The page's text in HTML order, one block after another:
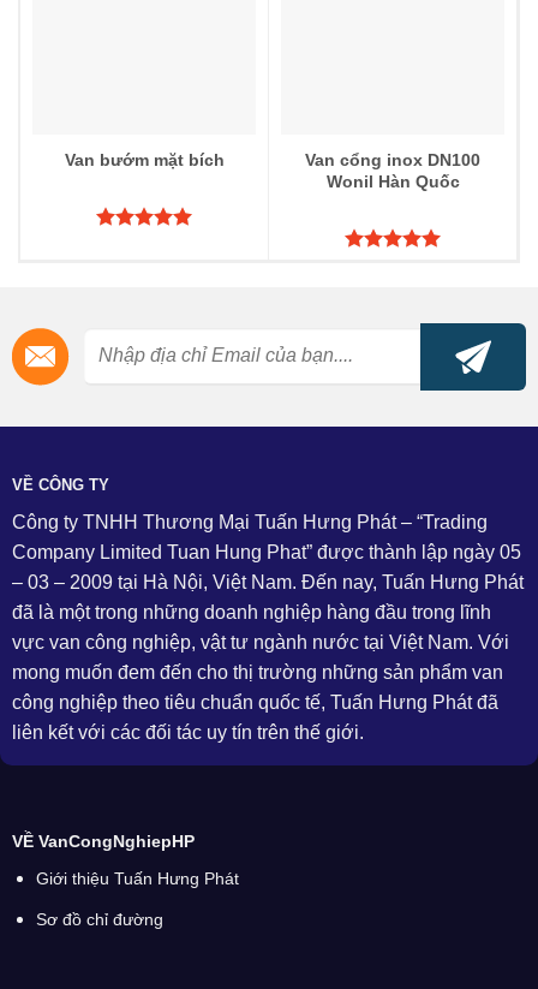
Van bướm mặt bích
Van cổng inox DN100
Wonil Hàn Quốc
VỀ CÔNG TY
Công ty TNHH Thương Mại Tuấn Hưng Phát – “Trading
Company Limited Tuan Hung Phat” được thành lập ngày 05
– 03 – 2009 tại Hà Nội, Việt Nam. Đến nay, Tuấn Hưng Phát
đã là một trong những doanh nghiệp hàng đầu trong lĩnh
vực van công nghiệp, vật tư ngành nước tại Việt Nam. Với
mong muốn đem đến cho thị trường những sản phẩm van
công nghiệp theo tiêu chuẩn quốc tế, Tuấn Hưng Phát đã
liên kết với các đối tác uy tín trên thế giới.
VỀ VanCongNghiepHP
Giới thiệu Tuấn Hưng Phát
Sơ đồ chỉ đường